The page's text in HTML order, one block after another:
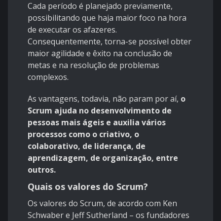
Cada período é planejado previamente,
possibilitando que haja maior foco na hora
de executar os afazeres.
Consequentemente, torna-se possível obter
maior agilidade e êxito na conclusão de
metas e na resolução de problemas
complexos.
As vantagens, todavia, não param por aí, o
Scrum ajuda no desenvolvimento de
pessoas mais ágeis e auxilia vários
processos como o criativo, o
colaborativo, de liderança, de
aprendizagem, de organização, entre
outros.
Quais os valores do Scrum?
Os valores do Scrum, de acordo com Ken
Schwaber e Jeff Sutherland – os fundadores